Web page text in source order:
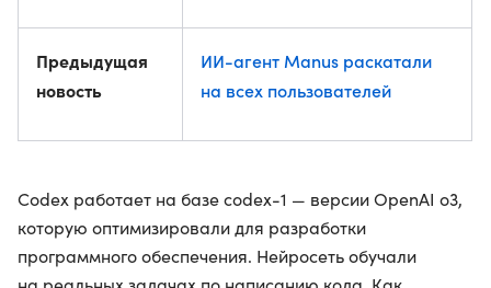
Предыдущая
новость
ИИ-агент Manus раскатали
на всех пользователей
Codex работает на базе codex-1 — версии OpenAI o3,
которую оптимизировали для разработки
программного обеспечения. Нейросеть обучали